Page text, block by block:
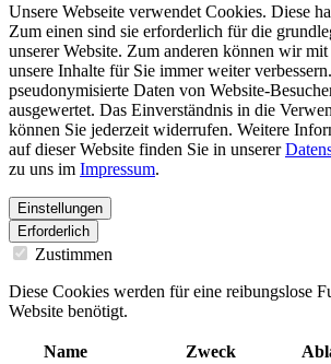
Unsere Webseite verwendet Cookies. Diese
Zum einen sind sie erforderlich für die
unserer Website. Zum anderen können wir
unsere Inhalte für Sie immer weiter
pseudonymisierte Daten von Website-
ausgewertet. Das Einverständnis in die
können Sie jederzeit widerrufen. Weitere
auf dieser Website finden Sie in unserer
zu uns im Impressum.
Einstellungen
Erforderlich
Zustimmen
Diese Cookies werden für eine reibungslose
Website benötigt.
Name Zweck